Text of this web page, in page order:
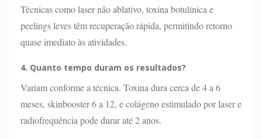
Técnicas como laser não ablativo, toxina botulínica e
peelings leves têm recuperação rápida, permitindo retorno
quase imediato às atividades.
4. Quanto tempo duram os resultados?
Variam conforme a técnica. Toxina dura cerca de 4 a 6
meses, skinbooster 6 a 12, e colágeno estimulado por laser e
radiofrequência pode durar até 2 anos.